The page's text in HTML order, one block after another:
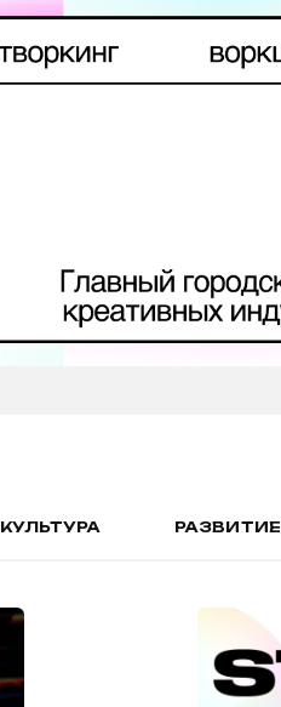
КУЛЬТУРА РАЗВИТИЕ